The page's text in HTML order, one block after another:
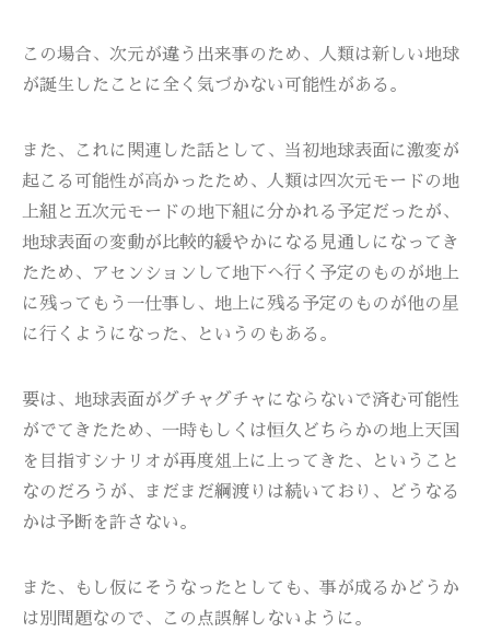
この場合、次元が違う出来事のため、人類は新しい地球
が誕生したことに全く気づかない可能性がある。
また、これに関連した話として、当初地球表面に激変が
起こる可能性が高かったため、人類は四次元モードの地
上組と五次元モードの地下組に分かれる予定だったが、
地球表面の変動が比較的緩やかになる見通しになってき
たため、アセンションして地下へ行く予定のものが地上
に残ってもう一仕事し、地上に残る予定のものが他の星
に行くようになった、というのもある。
要は、地球表面がグチャグチャにならないで済む可能性
がでてきたため、一時もしくは恒久どちらかの地上天国
を目指すシナリオが再度俎上に上ってきた、ということ
なのだろうが、まだまだ綱渡りは続いており、どうなる
かは予断を許さない。
また、もし仮にそうなったとしても、事が成るかどうか
は別問題なので、この点誤解しないように。